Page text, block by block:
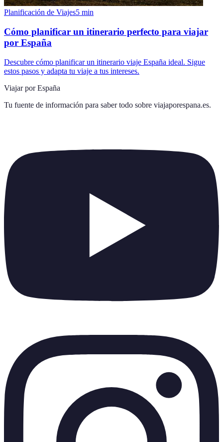
Planificación de Viajes5 min
Cómo planificar un itinerario perfecto para viajar
por España
Descubre cómo planificar un itinerario viaje España ideal. Sigue
estos pasos y adapta tu viaje a tus intereses.
Viajar por España
Tu fuente de información para saber todo sobre viajaporespana.es.